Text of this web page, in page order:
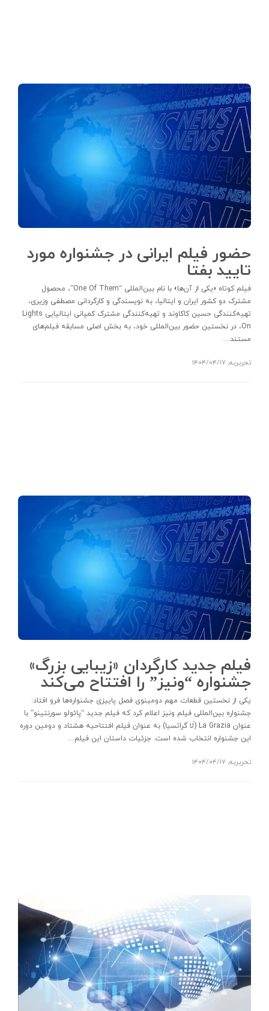
حضور فیلم‌ ایرانی در جشنواره مورد
تایید بفتا
فیلم کوتاه «یکی از آن‌ها» با نام بین‌المللی “One Of Them”، محصول
مشترک دو کشور ایران و ایتالیا، به نویسندگی و کارگردانی مصطفی وزیری،
تهیه‌کنندگی حسین کاکاوند و تهیه‌کنندگی مشترک کمپانی ایتالیایی Lights
On، در نخستین حضور بین‌المللی خود، به بخش اصلی مسابقه فیلم‌های
مستند…
تحریریه, ۱۴۰۴/۰۴/۱۷
فیلم جدید کارگردان «زیبایی بزرگ»
جشنواره “ونیز” را افتتاح می‌کند
یکی از نخستین قطعات مهم دومینوی فصل پاییزی جشنواره‌ها فرو افتاد:
جشنواره بین‌المللی فیلم ونیز اعلام کرد که فیلم جدید “پائولو سورنتینو” با
عنوان La Grazia (لَا گراتسیا) به عنوان فیلم افتتاحیه هشتاد و دومین دوره
این جشنواره انتخاب شده است. جزئیات داستان این فیلم…
تحریریه, ۱۴۰۴/۰۴/۱۷